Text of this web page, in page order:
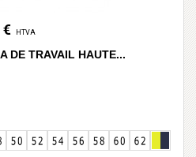
€ HTVA
DE TRAVAIL HAUTE...